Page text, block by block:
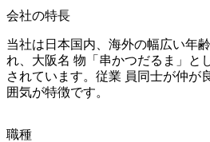
会社の特長
当社は日本国内、海外の幅広い年
れ、大阪名 物「串かつだるま」と
されています。従業 員同士が仲が
囲気が特徴です。
職種